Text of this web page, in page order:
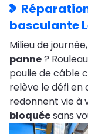
basculante
Milieu de
panne?
poulie de câble
relève le défi
redonnent vie à
bloquéesans